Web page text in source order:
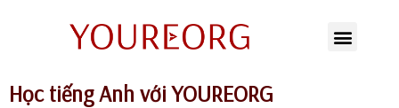
nội
Học tiếng Anh với YOUREORG